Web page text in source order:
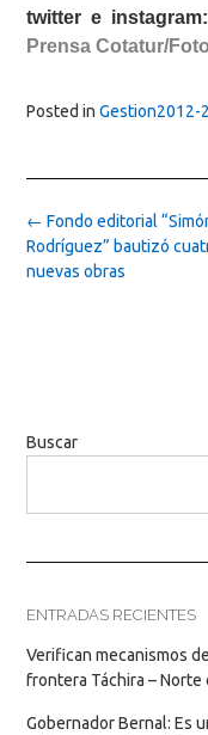
twitter e
Prensa Cotatur/
Posted in Gestion2012-
Post
navigation
← Fondo editorial
Rodríguez” bautizó
nuevas obras
Buscar
ENTRADAS RECIENTES
Verifican mecanismos
frontera Táchira – Norte
Gobernador Bernal: Es